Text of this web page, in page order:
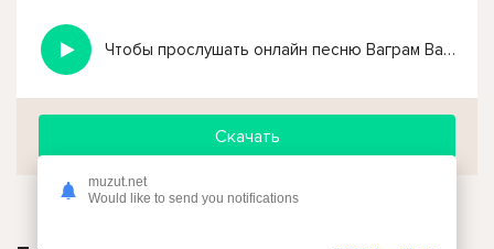
Чтобы прослушать онлайн песню Ваграм Вазян - А я целуя другую вспоминаю твои глаза нажмите на кнопку плей с светом зелений
Скачать
muzut.net
Would like to send you notifications